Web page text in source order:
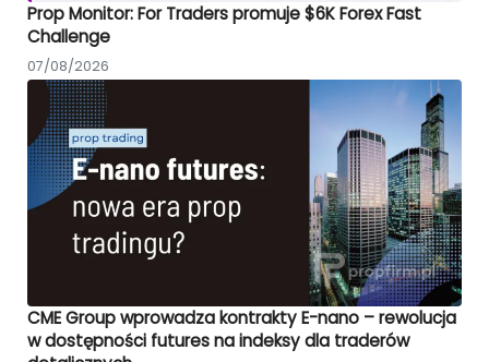
Prop Monitor: For Traders promuje $6K Forex Fast
Challenge
07/08/2026
CME Group wprowadza kontrakty E-nano – rewolucja
w dostępności futures na indeksy dla traderów